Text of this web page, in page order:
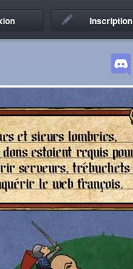
Inscription